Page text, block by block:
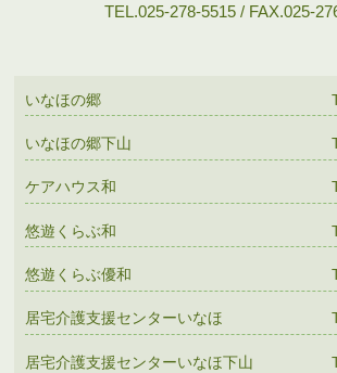
TEL.025-278-5515 / FAX.025-
いなほの郷
いなほの郷下山
ケアハウス和
悠遊くらぶ和
悠遊くらぶ優和
居宅介護支援センターいなほ
居宅介護支援センターいなほ下山